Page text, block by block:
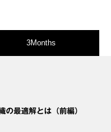
3Months
の最適解とは（前編）